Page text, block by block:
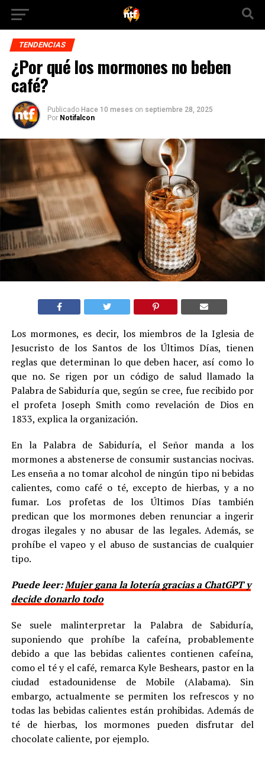
TENDENCIAS
¿Por qué los mormones no beben
café?
Publicado Hace 10 meses on septiembre 28, 2025
Por Notifalcon
Los mormones, es decir, los miembros de la Iglesia de
Jesucristo de los Santos de los Últimos Días, tienen
reglas que determinan lo que deben hacer, así como lo
que no. Se rigen por un código de salud llamado la
Palabra de Sabiduría que, según se cree, fue recibido por
el profeta Joseph Smith como revelación de Dios en
1833, explica la organización.
En la Palabra de Sabiduría, el Señor manda a los
mormones a abstenerse de consumir sustancias nocivas.
Les enseña a no tomar alcohol de ningún tipo ni bebidas
calientes, como café o té, excepto de hierbas, y a no
fumar. Los profetas de los Últimos Días también
predican que los mormones deben renunciar a ingerir
drogas ilegales y no abusar de las legales. Además, se
prohíbe el vapeo y el abuso de sustancias de cualquier
tipo.
Puede leer:Mujer gana la lotería gracias a ChatGPT y
decide donarlo todo
Se suele malinterpretar la Palabra de Sabiduría,
suponiendo que prohíbe la cafeína, probablemente
debido a que las bebidas calientes contienen cafeína,
como el té y el café, remarca Kyle Beshears, pastor en la
ciudad estadounidense de Mobile (Alabama). Sin
embargo, actualmente se permiten los refrescos y no
todas las bebidas calientes están prohibidas. Además de
té de hierbas, los mormones pueden disfrutar del
chocolate caliente, por ejemplo.